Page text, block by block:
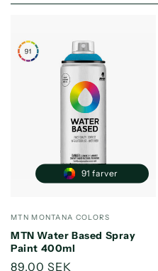
Forhandler:
MTN MONTANA COLORS
MTN Water Based Spray
Paint 400ml
Normalpris
89,00 SEK
91 farver